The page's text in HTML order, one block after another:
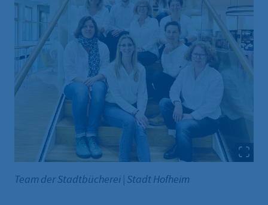
Team der Stadtbücherei | Stadt Hofheim